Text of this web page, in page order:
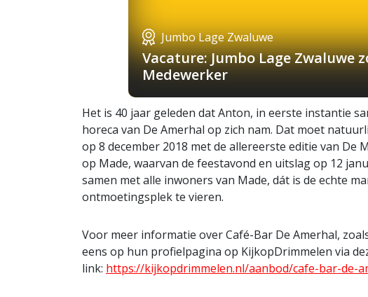
Jumbo Lage Zwaluwe
Vacature: Jumbo Lage Zwaluwe
Medewerker
Het is 40 jaar geleden dat Anton, in eerste instantie
horeca van De Amerhal op zich nam. Dat moet
op 8 december 2018 met de allereerste editie van De
op Made, waarvan de feestavond en uitslag op 12
samen met alle inwoners van Made, dát is de echte
ontmoetingsplek te vieren.
Voor meer informatie over Café-Bar De Amerhal,
eens op hun profielpagina op KijkopDrimmelen via
link: https://kijkopdrimmelen.nl/aanbod/cafe-bar-de-